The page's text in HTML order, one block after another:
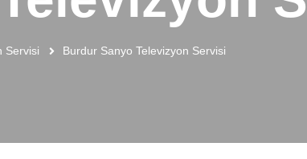
Servisi Burdur Sanyo Televizyon Servisi